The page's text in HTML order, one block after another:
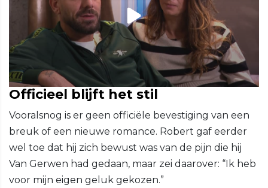
Officieel blijft het stil
Vooralsnog is er geen officiële bevestiging van een
breuk of een nieuwe romance. Robert gaf eerder
wel toe dat hij zich bewust was van de pijn die hij
Van Gerwen had gedaan, maar zei daarover: “Ik heb
voor mijn eigen geluk gekozen.”